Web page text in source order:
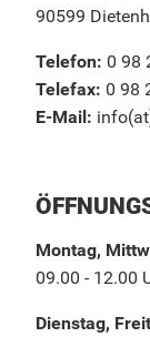
90599
Telefon: 0 98
Telefax: 0 98
E-Mail:
Montag,
09.00 - 12.00
Dienstag,